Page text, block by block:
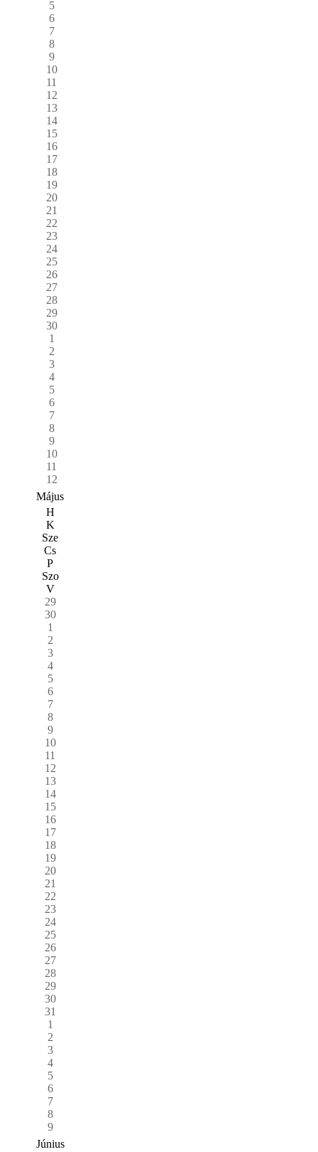
5
6
7
8
9
10
11
12
13
14
15
16
17
18
19
20
21
22
23
24
25
26
27
28
29
30
1
2
3
4
5
6
7
8
9
10
11
12
Május
H
K
Sze
Cs
P
Szo
V
29
30
1
2
3
4
5
6
7
8
9
10
11
12
13
14
15
16
17
18
19
20
21
22
23
24
25
26
27
28
29
30
31
1
2
3
4
5
6
7
8
9
Június